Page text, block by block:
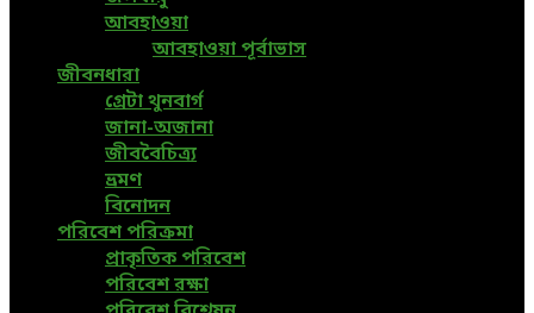
আবহাওয়া
আবহাওয়া পূর্বাভাস
জীবনধারা
গ্রেটা থুনবার্গ
জানা-অজানা
জীববৈচিত্র্য
ভ্রমণ
বিনোদন
পরিবেশ পরিক্রমা
প্রাকৃতিক পরিবেশ
পরিবেশ রক্ষা